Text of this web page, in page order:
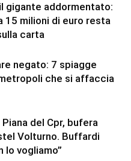
gigante addormentato:
15 milioni di euro resta
carta
negato: 7 spiagge
che si affaccia
del Cpr, bufera
Volturno. Buffardi
lo vogliamo”